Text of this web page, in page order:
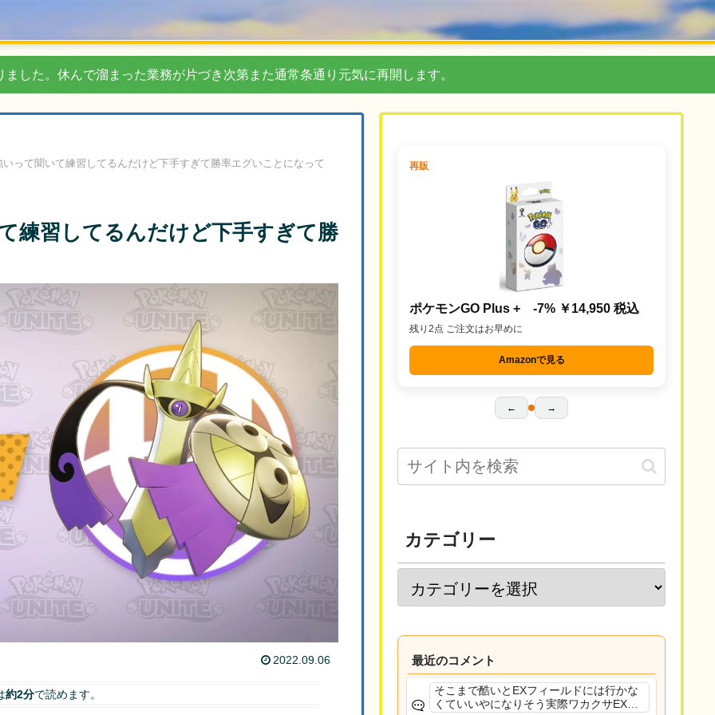
ました。休んで溜まった業務が片づき次第また通常条通り元気に再開します。
って聞いて練習してるんだけど下手すぎて勝率エグいことになって
練習してるんだけど下手すぎて勝
2022.09.06
約2分で読めます。
再販
ポケモンGO Plus + -7% ￥14,950 税込
残り2点 ご注文はお早めに
Amazonで見る
← →
カテゴリー
最近のコメント
そこまで酷いとEXフィールドには行かな
くていいやになりそう実際ワカクサEXで